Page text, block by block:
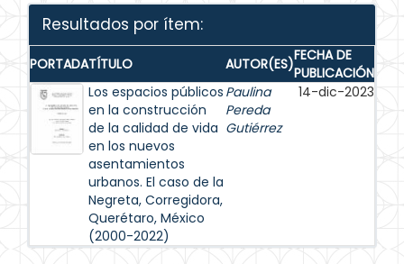
Resultados por ítem:
PORTADATÍTULO AUTOR(ES)FECHA DE
PUBLICACIÓN
Los espacios públicos
en la construcción
de la calidad de vida
en los nuevos
asentamientos
urbanos. El caso de la
Negreta, Corregidora,
Querétaro, México
(2000-2022)
Paulina
Pereda
Gutiérrez
14-dic-2023